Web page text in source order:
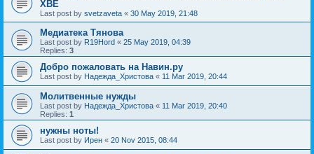
ХВЕ
Last post by svetzaveta « 30 May 2019, 21:48
Медиатека Тянова
Last post by R19Hord « 25 May 2019, 04:39
Replies: 3
Добро пожаловать на Навин.ру
Last post by Надежда_Христова « 11 Mar 2019, 20:44
Молитвенные нужды
Last post by Надежда_Христова « 11 Mar 2019, 20:40
Replies: 1
нужны ноты!
Last post by Ирен « 20 Nov 2015, 08:44